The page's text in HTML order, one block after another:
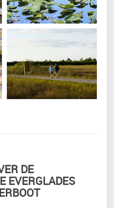
DE
EVERGLADES